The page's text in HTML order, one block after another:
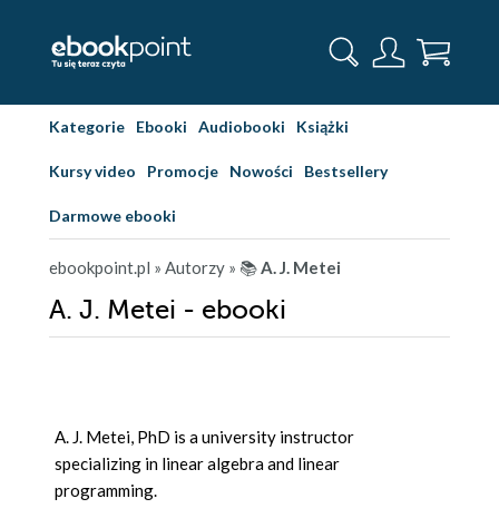
Kategorie Ebooki Audiobooki Książki
Kursy video Promocje Nowości Bestsellery
Darmowe ebooki
ebookpoint.pl » Autorzy » 📚A. J. Metei
A. J. Metei - ebooki
A. J. Metei, PhD is a university instructor
specializing in linear algebra and linear
programming.